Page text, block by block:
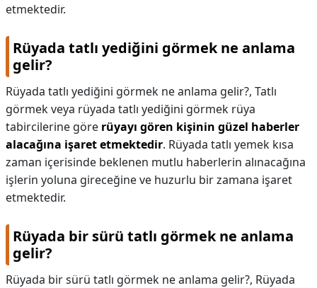
etmektedir.
Rüyada tatlı yediğini görmek ne anlama
gelir?
Rüyada tatlı yediğini görmek ne anlama gelir?, Tatlı
görmek veya rüyada tatlı yediğini görmek rüya
tabircilerine göre rüyayı gören kişinin güzel haberler
alacağına işaret etmektedir. Rüyada tatlı yemek kısa
zaman içerisinde beklenen mutlu haberlerin alınacağına
işlerin yoluna gireceğine ve huzurlu bir zamana işaret
etmektedir.
Rüyada bir sürü tatlı görmek ne anlama
gelir?
Rüyada bir sürü tatlı görmek ne anlama gelir?, Rüyada